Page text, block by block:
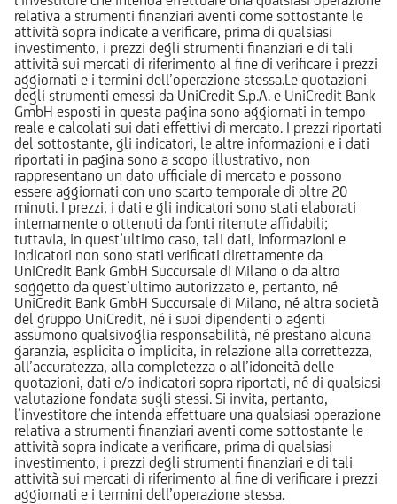
relativa a strumenti finanziari aventi come sottostante le
attività sopra indicate a verificare, prima di qualsiasi
investimento, i prezzi degli strumenti finanziari e di tali
attività sui mercati di riferimento al fine di verificare i prezzi
aggiornati e i termini dell’operazione stessa.Le quotazioni
degli strumenti emessi da UniCredit S.p.A. e UniCredit Bank
GmbH esposti in questa pagina sono aggiornati in tempo
reale e calcolati sui dati effettivi di mercato. I prezzi riportati
del sottostante, gli indicatori, le altre informazioni e i dati
riportati in pagina sono a scopo illustrativo, non
rappresentano un dato ufficiale di mercato e possono
essere aggiornati con uno scarto temporale di oltre 20
minuti. I prezzi, i dati e gli indicatori sono stati elaborati
internamente o ottenuti da fonti ritenute affidabili;
tuttavia, in quest’ultimo caso, tali dati, informazioni e
indicatori non sono stati verificati direttamente da
UniCredit Bank GmbH Succursale di Milano o da altro
soggetto da quest’ultimo autorizzato e, pertanto, né
UniCredit Bank GmbH Succursale di Milano, né altra società
del gruppo UniCredit, né i suoi dipendenti o agenti
assumono qualsivoglia responsabilità, né prestano alcuna
garanzia, esplicita o implicita, in relazione alla correttezza,
all’accuratezza, alla completezza o all’idoneità delle
quotazioni, dati e/o indicatori sopra riportati, né di qualsiasi
valutazione fondata sugli stessi. Si invita, pertanto,
l’investitore che intenda effettuare una qualsiasi operazione
relativa a strumenti finanziari aventi come sottostante le
attività sopra indicate a verificare, prima di qualsiasi
investimento, i prezzi degli strumenti finanziari e di tali
attività sui mercati di riferimento al fine di verificare i prezzi
aggiornati e i termini dell’operazione stessa.